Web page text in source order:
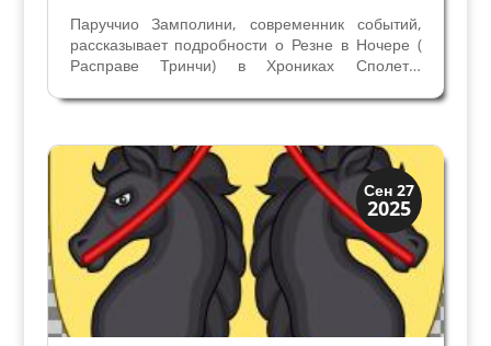
Паруччио Замполини, современник событий,
рассказывает подробности о Резне в Ночере (
Расправе Тринчи) в Хрониках Сполето.
преступление. В то время когда Синьором
на вилле на горе...
Сен 27
2025
Династии
Заговоры и войны